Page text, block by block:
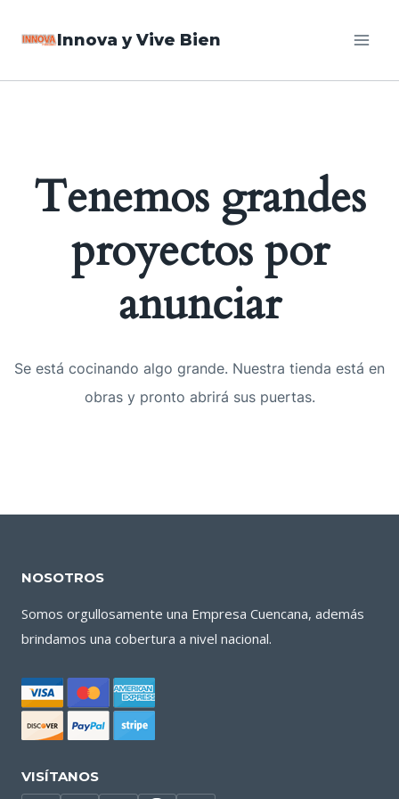
Innova y Vive Bien
Tenemos grandes
proyectos por
anunciar
Se está cocinando algo grande. Nuestra tienda está en
obras y pronto abrirá sus puertas.
NOSOTROS
Somos orgullosamente una Empresa Cuencana, además
brindamos una cobertura a nivel nacional.
VISÍTANOS